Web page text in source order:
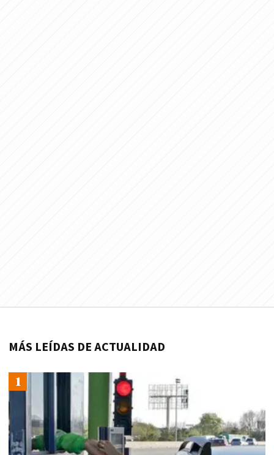
MÁS LEÍDAS DE ACTUALIDAD